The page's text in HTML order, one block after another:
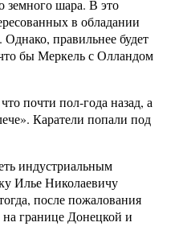
земного шара. В это
в обладании
правильнее будет
бы Меркель с Олландом
почти пол-года назад, а
Каратели попали под
индустриальным
Илье Николаевичу
после пожалования
границе Донецкой и